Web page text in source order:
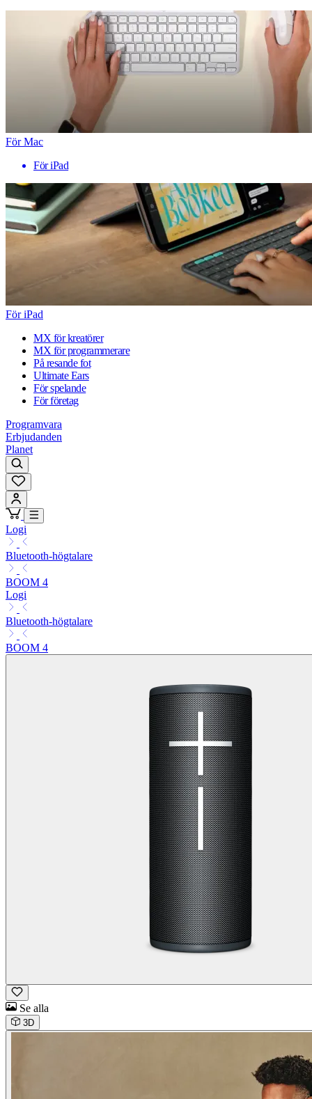
För Mac
För iPad
För iPad
MX för kreatörer
MX för programmerare
På resande fot
Ultimate Ears
För spelande
För företag
Programvara
Erbjudanden
Planet
Logi
Bluetooth-högtalare
BOOM 4
Logi
Bluetooth-högtalare
BOOM 4
Se alla
3D